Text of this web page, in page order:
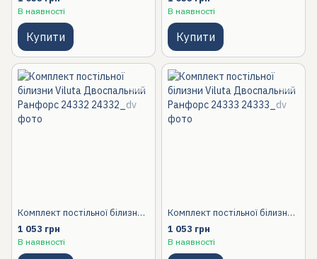
В наявності
Купити
В наявності
Купити
Комплект постільної білизни Viluta Двоспальний Ранфорс 24332
1 053 грн
В наявності
Комплект постільної білизни Viluta Двоспальний Ранфорс 24333
1 053 грн
В наявності